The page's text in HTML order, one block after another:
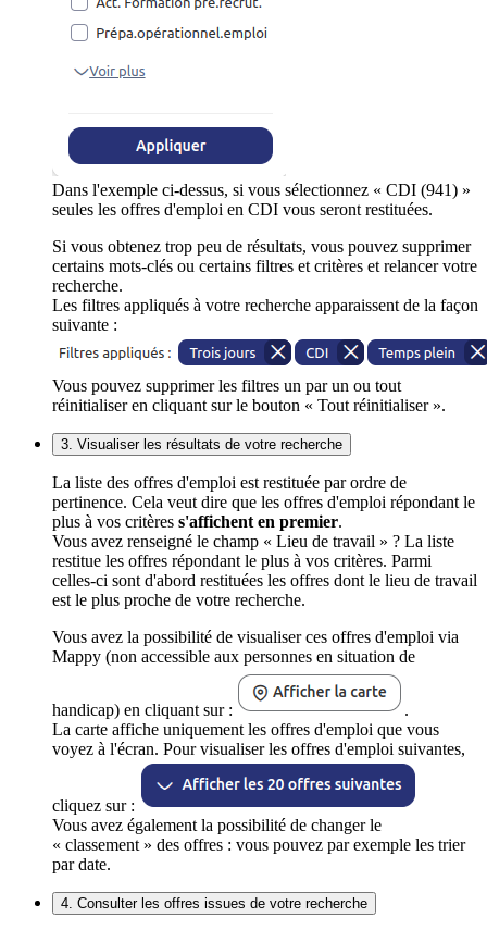
Dans l'exemple ci-dessus, si vous sélectionnez « CDI (941) »
seules les offres d'emploi en CDI vous seront restituées.
Si vous obtenez trop peu de résultats, vous pouvez supprimer
certains mots-clés ou certains filtres et critères et relancer votre
recherche.
Les filtres appliqués à votre recherche apparaissent de la façon
suivante :
Vous pouvez supprimer les filtres un par un ou tout
réinitialiser en cliquant sur le bouton « Tout réinitialiser ».
3. Visualiser les résultats de votre recherche
La liste des offres d'emploi est restituée par ordre de
pertinence. Cela veut dire que les offres d'emploi répondant le
plus à vos critères s'affichent en premier.
Vous avez renseigné le champ « Lieu de travail » ? La liste
restitue les offres répondant le plus à vos critères. Parmi
celles-ci sont d'abord restituées les offres dont le lieu de travail
est le plus proche de votre recherche.
Vous avez la possibilité de visualiser ces offres d'emploi via
Mappy (non accessible aux personnes en situation de
handicap) en cliquant sur :
.
La carte affiche uniquement les offres d'emploi que vous
voyez à l'écran. Pour visualiser les offres d'emploi suivantes,
cliquez sur :
Vous avez également la possibilité de changer le
« classement » des offres : vous pouvez par exemple les trier
par date.
4. Consulter les offres issues de votre recherche